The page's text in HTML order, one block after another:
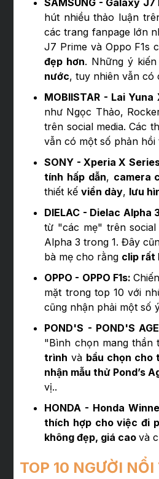
hút nhiều thảo luận
các trang fanpage lớn
J7 Prime và Oppo F1s
đẹp hơn. Những ý
nước, tuy nhiên vẫn có
MOBIISTAR - Lai Yuna
như Ngọc Thảo,
trên social media. Các
vẫn có một số phản
SONY - Xperia X
tính hấp dẫn, camera
thiết kếviền dày, lưu
DIELAC - Dielac Alpha
từ "các mẹ" trên social
Alpha 3 trong 1. Đây
bà mẹ cho rằng clip rất
OPPO - OPPO F1s:
mặt trong top 10 với
cũng nhận phải một số
POND'S - POND'S
"Bình chọn mang thần
trình và bầu chọn cho
nhận mẫu thử Pond’s
vị..
HONDA - Honda
thích hợp cho việc đi
không đẹp, giá caovà
TOP 10 NGƯỜI